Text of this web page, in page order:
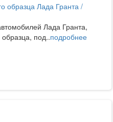
образца Лада Гранта /
Лада Гранта,
под..подробнее